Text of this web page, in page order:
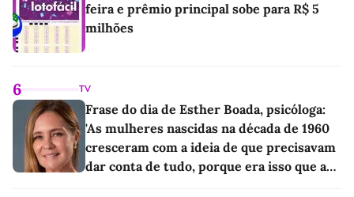
feira e prêmio principal sobe para R$ 5
milhões
6 TV
Frase do dia de Esther Boada, psicóloga:
'As mulheres nascidas na década de 1960
cresceram com a ideia de que precisavam
dar conta de tudo, porque era isso que a